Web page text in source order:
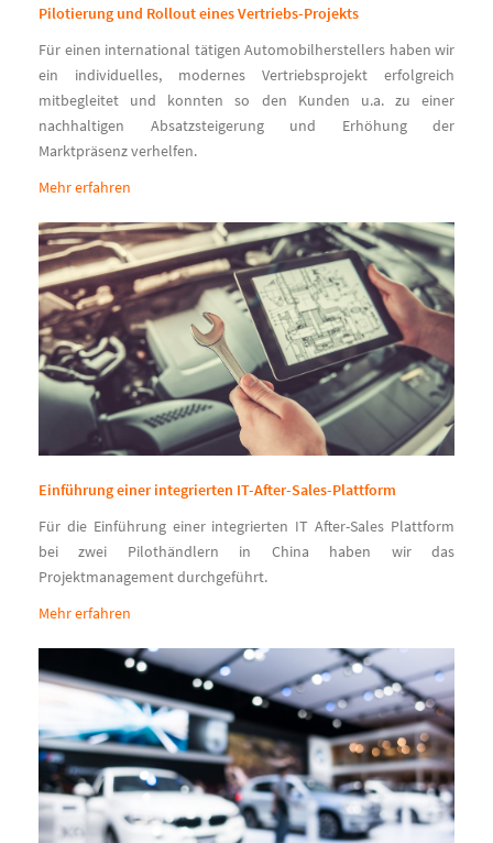
Pilotierung und Rollout eines Vertriebs-Projekts
Für einen international tätigen Automobilherstellers haben wir
ein individuelles, modernes Vertriebsprojekt erfolgreich
mitbegleitet und konnten so den Kunden u.a. zu einer
nachhaltigen Absatzsteigerung und Erhöhung der
Marktpräsenz verhelfen.
Mehr erfahren
Einführung einer integrierten IT-After-Sales-Plattform
Für die Einführung einer integrierten IT After-Sales Plattform
bei zwei Pilothändlern in China haben wir das
Projektmanagement durchgeführt.
Mehr erfahren